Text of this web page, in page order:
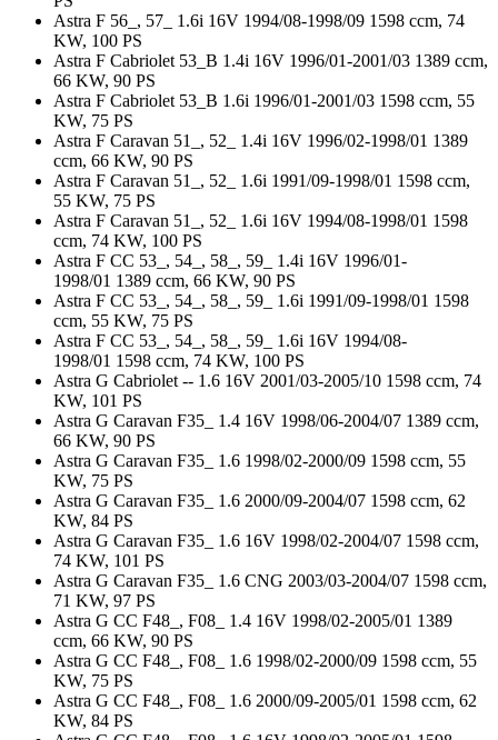
Astra F 56_, 57_ 1.6i 16V 1994/08-1998/09 1598 ccm, 74
KW, 100 PS
Astra F Cabriolet 53_B 1.4i 16V 1996/01-2001/03 1389 ccm,
66 KW, 90 PS
Astra F Cabriolet 53_B 1.6i 1996/01-2001/03 1598 ccm, 55
KW, 75 PS
Astra F Caravan 51_, 52_ 1.4i 16V 1996/02-1998/01 1389
ccm, 66 KW, 90 PS
Astra F Caravan 51_, 52_ 1.6i 1991/09-1998/01 1598 ccm,
55 KW, 75 PS
Astra F Caravan 51_, 52_ 1.6i 16V 1994/08-1998/01 1598
ccm, 74 KW, 100 PS
Astra F CC 53_, 54_, 58_, 59_ 1.4i 16V 1996/01-
1998/01 1389 ccm, 66 KW, 90 PS
Astra F CC 53_, 54_, 58_, 59_ 1.6i 1991/09-1998/01 1598
ccm, 55 KW, 75 PS
Astra F CC 53_, 54_, 58_, 59_ 1.6i 16V 1994/08-
1998/01 1598 ccm, 74 KW, 100 PS
Astra G Cabriolet -- 1.6 16V 2001/03-2005/10 1598 ccm, 74
KW, 101 PS
Astra G Caravan F35_ 1.4 16V 1998/06-2004/07 1389 ccm,
66 KW, 90 PS
Astra G Caravan F35_ 1.6 1998/02-2000/09 1598 ccm, 55
KW, 75 PS
Astra G Caravan F35_ 1.6 2000/09-2004/07 1598 ccm, 62
KW, 84 PS
Astra G Caravan F35_ 1.6 16V 1998/02-2004/07 1598 ccm,
74 KW, 101 PS
Astra G Caravan F35_ 1.6 CNG 2003/03-2004/07 1598 ccm,
71 KW, 97 PS
Astra G CC F48_, F08_ 1.4 16V 1998/02-2005/01 1389
ccm, 66 KW, 90 PS
Astra G CC F48_, F08_ 1.6 1998/02-2000/09 1598 ccm, 55
KW, 75 PS
Astra G CC F48_, F08_ 1.6 2000/09-2005/01 1598 ccm, 62
KW, 84 PS